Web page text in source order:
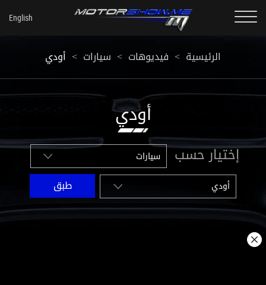
الرئيسية < فيديوهات < سيارات < أودي
أودي
إختيار حسب